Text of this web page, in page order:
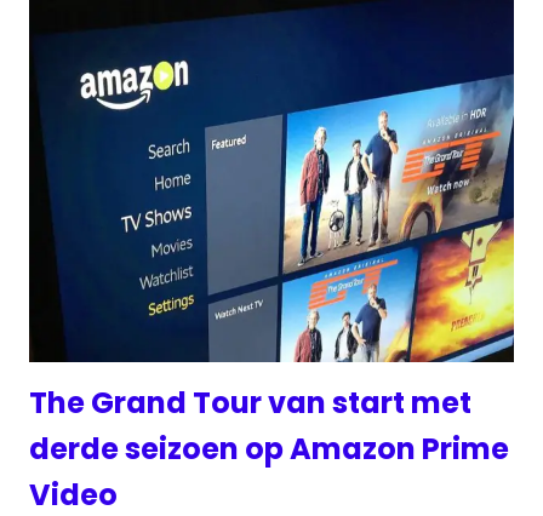
The Grand Tour van start met
derde seizoen op Amazon Prime
Video